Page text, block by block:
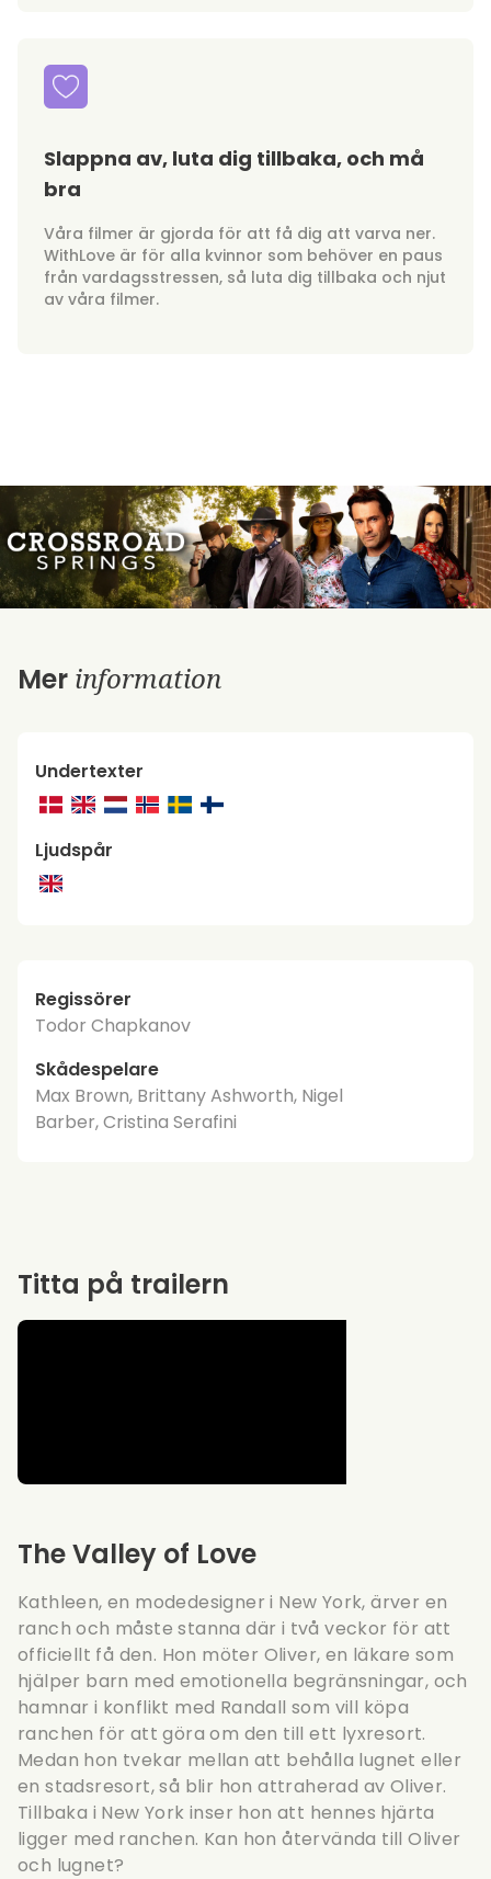
Slappna av, luta dig tillbaka, och må
bra
Våra filmer är gjorda för att få dig att varva ner.
WithLove är för alla kvinnor som behöver en paus
från vardagsstressen, så luta dig tillbaka och njut
av våra filmer.
Mer information
Undertexter
Ljudspår
Regissörer
Todor Chapkanov
Skådespelare
Max Brown, Brittany Ashworth, Nigel
Barber, Cristina Serafini
The Valley of Love
Kathleen, en modedesigner i New York, ärver en
ranch och måste stanna där i två veckor för att
officiellt få den. Hon möter Oliver, en läkare som
hjälper barn med emotionella begränsningar, och
hamnar i konflikt med Randall som vill köpa
ranchen för att göra om den till ett lyxresort.
Medan hon tvekar mellan att behålla lugnet eller
en stadsresort, så blir hon attraherad av Oliver.
Tillbaka i New York inser hon att hennes hjärta
ligger med ranchen. Kan hon återvända till Oliver
och lugnet?
Titta på trailern